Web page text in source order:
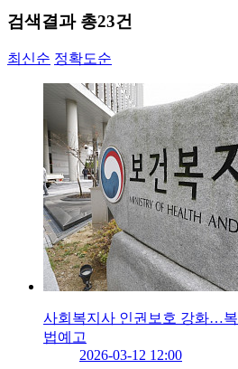
검색결과 총23건
최신순 정확도순
사회복지사 인권보호 강화…
법예고
2026-03-12 12:00